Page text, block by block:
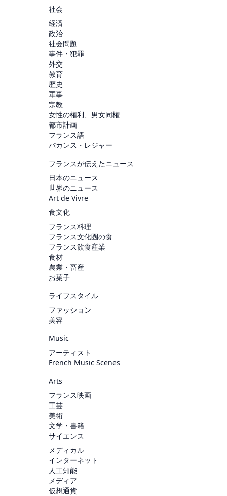
社会
経済
政治
社会問題
事件・犯罪
外交
教育
歴史
軍事
宗教
女性の権利、男女同権
都市計画
フランス語
バカンス・レジャー
フランスが伝えたニュース
日本のニュース
世界のニュース
Art de Vivre
食文化
フランス料理
フランス文化圏の食
フランス飲食産業
食材
農業・畜産
お菓子
ライフスタイル
ファッション
美容
Music
アーティスト
French Music Scenes
Arts
フランス映画
工芸
美術
文学・書籍
サイエンス
メディカル
インターネット
人工知能
メディア
仮想通貨